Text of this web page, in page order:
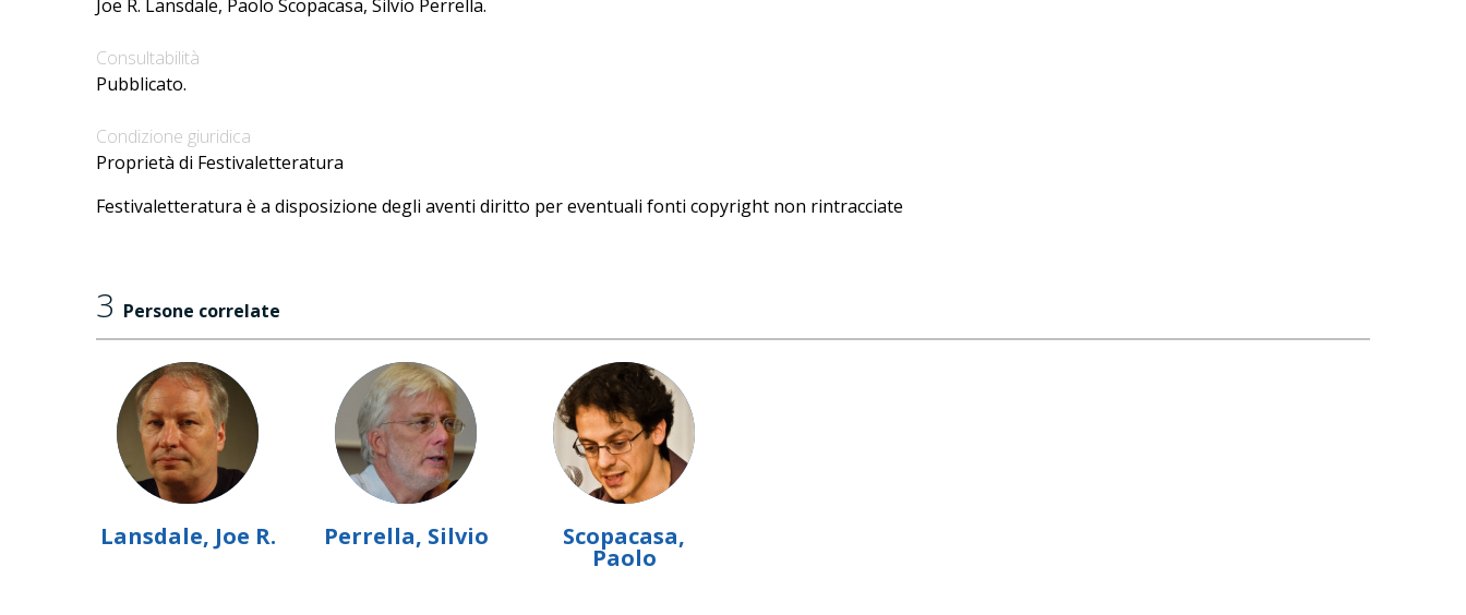
Joe R. Lansdale, Paolo Scopacasa, Silvio Perrella.
Consultabilità
Pubblicato.
Condizione giuridica
Proprietà di Festivaletteratura
Festivaletteratura è a disposizione degli aventi diritto per eventuali fonti copyright non rintracciate
3 Persone correlate
Lansdale, Joe R. Perrella, Silvio Scopacasa,
Paolo